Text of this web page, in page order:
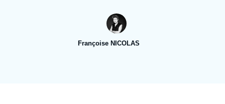
Proche-Orient
Françoise NICOLAS